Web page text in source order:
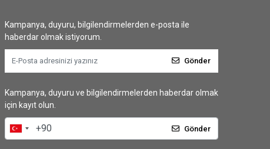
Kampanya, duyuru, bilgilendirmelerden e-posta ile
haberdar olmak istiyorum.
Gönder
Kampanya, duyuru ve bilgilendirmelerden haberdar olmak
için kayıt olun.
Gönder